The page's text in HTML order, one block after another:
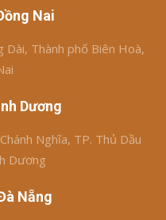
Nai
Thành phố Biên Hoà,
Dương
Nghĩa, TP. Thủ Dầu
Dương
Nẵng